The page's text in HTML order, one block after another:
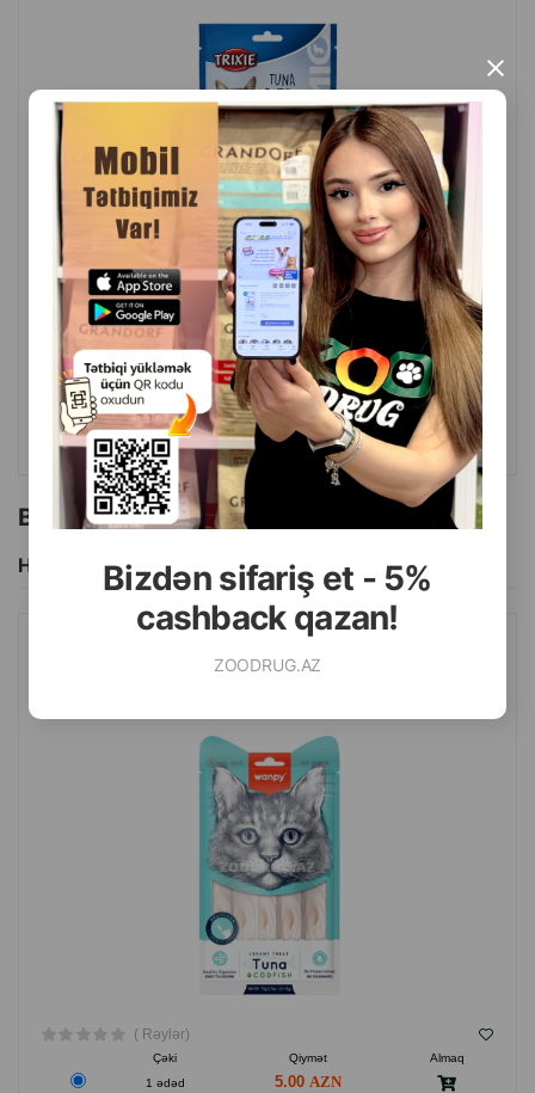
Bizdən sifariş et - 5%
cashback qazan!
ZOODRUG.AZ
×
( Rəylər)
Çəki Qiymət
Almaq
5.60
ALMAQ
Bu brendin başqa məhsulları
Hamısını Gör
WANPY CREAMY TUNA&CODFISH PIŞIKLƏRI ÜÇÜN TUNA VƏ
( Rəylər)
Çəki Qiymət
Almaq
1 ədəd
5.00